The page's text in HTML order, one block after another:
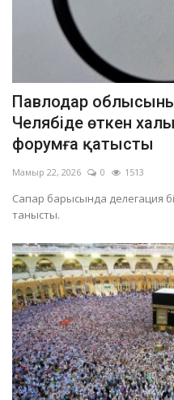
Павлодар
Челябіде өткен
форумға қатысты
Мамыр 22, 2026 0 1513
Сапар барысында делегация
танысты.